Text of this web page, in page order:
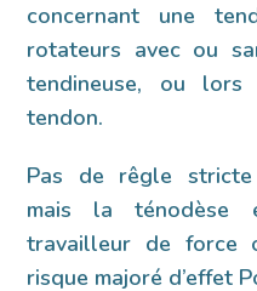
concernant une
rotateurs avec ou
tendineuse, ou
tendon.
Pas de rêgle stricte
mais la ténodèse
travailleur de force
risque majoré d’effet